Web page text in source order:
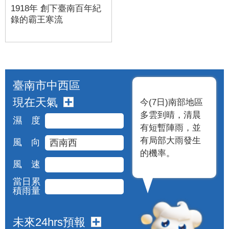
1918年 創下臺南百年紀
錄的霸王寒流
臺南市中西區
現在天氣
濕 度
風 向 西南西
風 速
當日累
積雨量
未來24hrs預報
今(7日)南部地區
多雲到晴，清晨
有短暫陣雨，並
有局部大雨發生
的機率。